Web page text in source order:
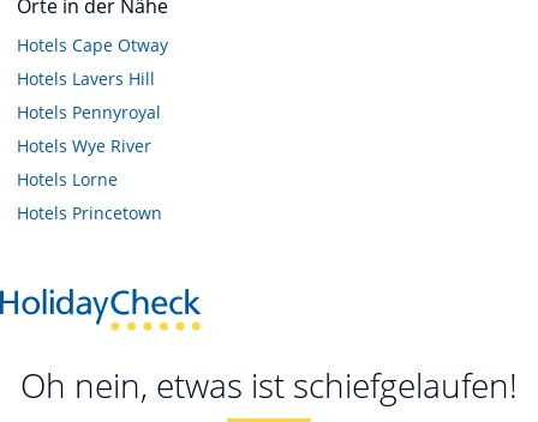
Orte in der Nähe
Hotels Cape Otway
Hotels Lavers Hill
Hotels Pennyroyal
Hotels Wye River
Hotels Lorne
Hotels Princetown
Oh nein, etwas ist schiefgelaufen!